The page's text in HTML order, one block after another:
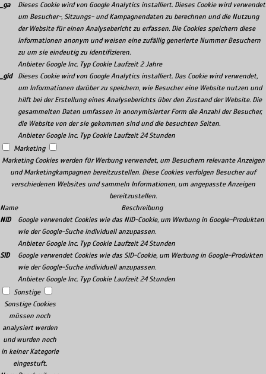
_ga
Dieses Cookie wird von Google Analytics installiert. Dieses Cookie wird verwendet
um Besucher-, Sitzungs- und Kampagnendaten zu berechnen und die Nutzung
der Website für einen Analysebericht zu erfassen. Die Cookies speichern diese
Informationen anonym und weisen eine zufällig generierte Nummer Besuchern
zu um sie eindeutig zu identifizieren.
Anbieter Google Inc. Typ Cookie Laufzeit 2 Jahre
_gid
Dieses Cookie wird von Google Analytics installiert. Das Cookie wird verwendet,
um Informationen darüber zu speichern, wie Besucher eine Website nutzen und
hilft bei der Erstellung eines Analyseberichts über den Zustand der Website. Die
gesammelten Daten umfassen in anonymisierter Form die Anzahl der Besucher,
die Website von der sie gekommen sind und die besuchten Seiten.
Anbieter Google Inc. Typ Cookie Laufzeit 24 Stunden
Marketing
Marketing Cookies werden für Werbung verwendet, um Besuchern relevante Anzeigen
und Marketingkampagnen bereitzustellen. Diese Cookies verfolgen Besucher auf
verschiedenen Websites und sammeln Informationen, um angepasste Anzeigen
bereitzustellen.
Name
Beschreibung
NID
Google verwendet Cookies wie das NID-Cookie, um Werbung in Google-Produkten
wie der Google-Suche individuell anzupassen.
Anbieter Google Inc. Typ Cookie Laufzeit 24 Stunden
SID
Google verwendet Cookies wie das SID-Cookie, um Werbung in Google-Produkten
wie der Google-Suche individuell anzupassen.
Anbieter Google Inc. Typ Cookie Laufzeit 24 Stunden
Sonstige
Sonstige Cookies
müssen noch
analysiert werden
und wurden noch
in keiner Kategorie
eingestuft.